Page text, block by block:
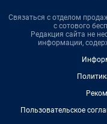
Связаться с отделом
с сотового
Редакция сайта не
информации,
Пользовательское